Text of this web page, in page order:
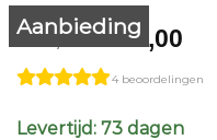
Aanbieding
Original
price
was:
€1.859,00.
1.673,00
is:
4 beoordelingen
Levertijd: 73 dagen